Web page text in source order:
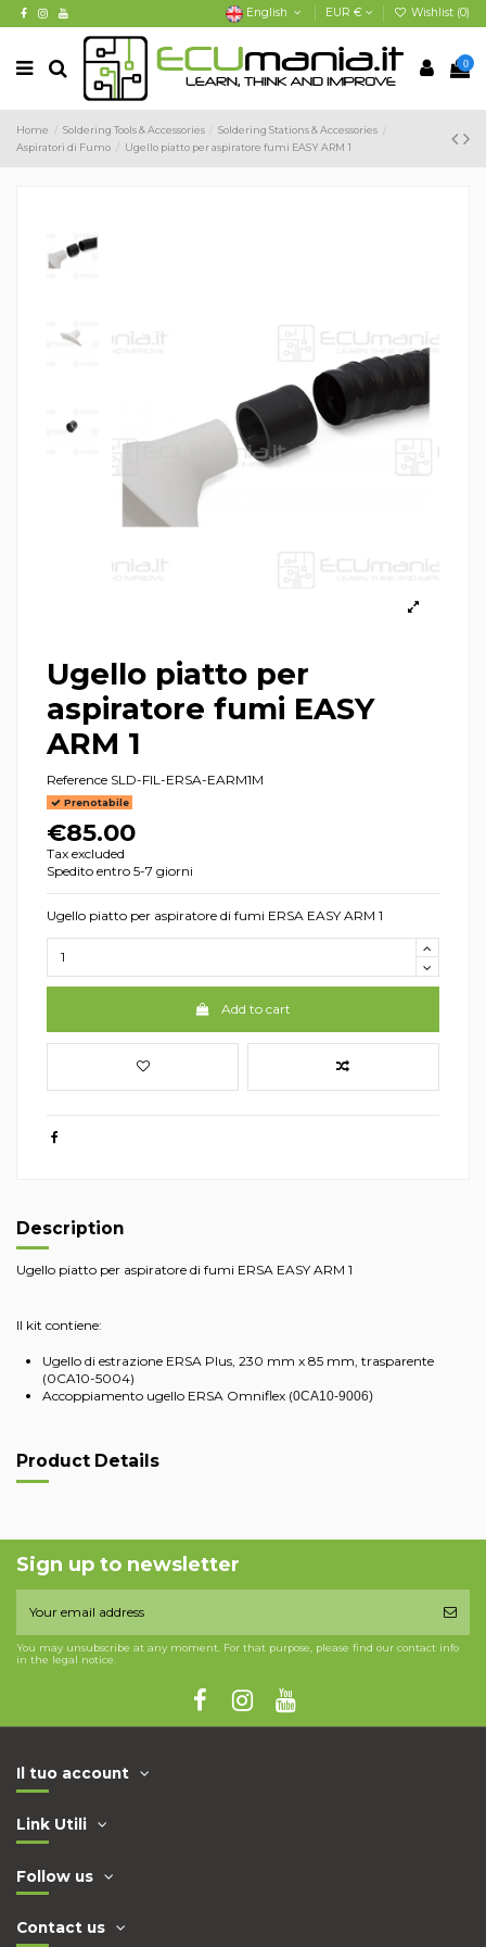
English EUR € Wishlist (0)
0
Home Soldering Tools & Accessories
Soldering Stations & Accessories
Aspiratori di Fumo
Ugello piatto per aspiratore fumi EASY ARM 1
Ugello piatto per
aspiratore fumi EASY
ARM 1
Reference SLD-FIL-ERSA-EARM1M
Prenotabile
€85.00
Tax excluded
Spedito entro 5-7 giorni
Ugello piatto per aspiratore di fumi ERSA EASY ARM 1
Add to cart
Description
Ugello piatto per aspiratore di fumi ERSA EASY ARM 1
Il kit contiene:
Ugello di estrazione ERSA Plus, 230 mm x 85 mm, trasparente
(0CA10-5004)
Accoppiamento ugello ERSA Omniflex (0CA10-9006)
Product Details
Sign up to newsletter
You may unsubscribe at any moment. For that purpose, please find our contact info
in the legal notice.
Il tuo account
Link Utili
Follow us
Contact us